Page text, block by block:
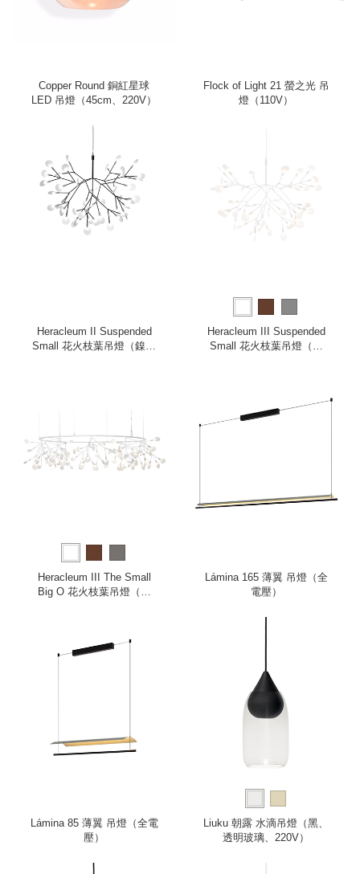
Copper Round 銅紅星球
LED 吊燈（45cm、220V）
Flock of Light 21 螢之光 吊
燈（110V）
Heracleum II Suspended
Small 花火枝葉吊燈（鎳、
Heracleum III Suspended
Small 花火枝葉吊燈（純
Heracleum III The Small
Big O 花火枝葉吊燈（純
Lámina 165 薄翼 吊燈（全
電壓）
Lámina 85 薄翼 吊燈（全電
壓）
Liuku 朝露 水滴吊燈（黑、
透明玻璃、220V）